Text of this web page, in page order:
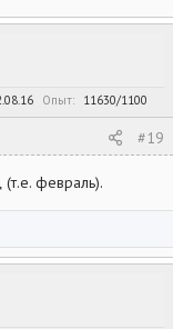
Опыт 11630/1100
#19
февраль).